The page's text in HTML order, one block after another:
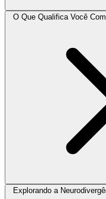
O Que Qualifica Você
Explorando a